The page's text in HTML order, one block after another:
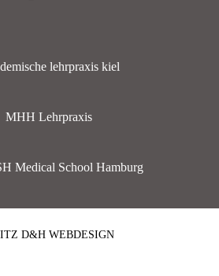
D&H WEBDESIGN